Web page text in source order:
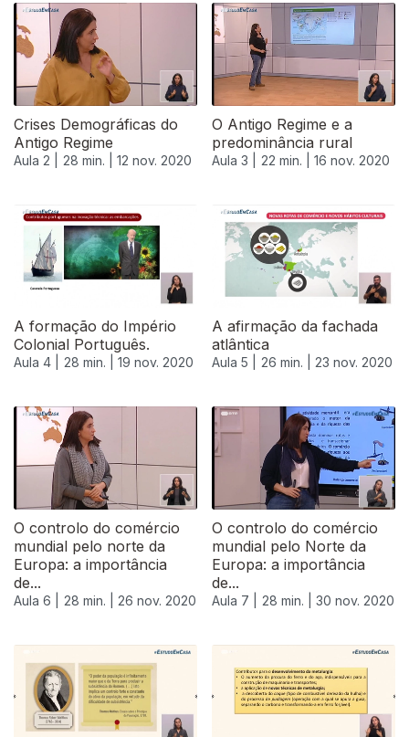
Crises Demográficas do
Antigo Regime
Aula 2 | 28 min. | 12 nov. 2020
O Antigo Regime e a
predominância rural
Aula 3 | 22 min. | 16 nov. 2020
A formação do Império
Colonial Português.
Aula 4 | 28 min. | 19 nov. 2020
A afirmação da fachada
atlântica
Aula 5 | 26 min. | 23 nov. 2020
O controlo do comércio
mundial pelo norte da
Europa: a importância
de...
Aula 6 | 28 min. | 26 nov. 2020
O controlo do comércio
mundial pelo Norte da
Europa: a importância
de...
Aula 7 | 28 min. | 30 nov. 2020